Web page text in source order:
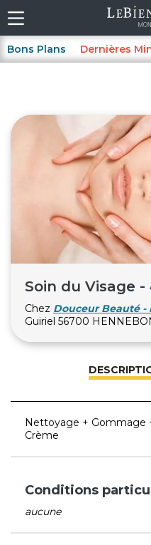
Bons Plans Dernières
Soin du Visage -
Chez Douceur Beauté
Guiriel 56700
Nettoyage + Gommage
Crème
Conditions
aucune